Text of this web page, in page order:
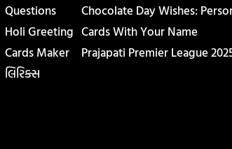
Questions
Holi Greeting
Cards Maker
લિરિક્સ
Chocolate Day Wishes:
Cards With Your Name
Prajapati Premier League